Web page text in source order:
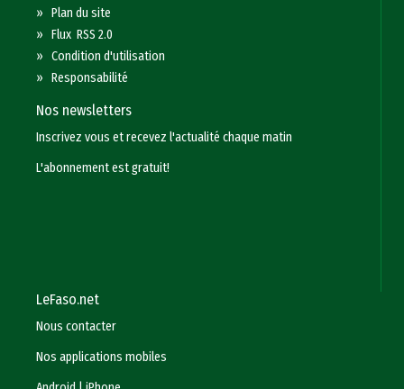
»Plan du site
»Flux RSS 2.0
»Condition d'utilisation
»Responsabilité
Nos newsletters
Inscrivez vous et recevez l'actualité chaque matin
L'abonnement est gratuit!
LeFaso.net
Nous contacter
Nos applications mobiles